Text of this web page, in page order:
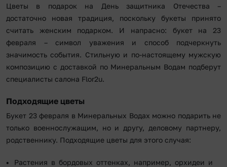
Цветы в подарок на День защитника Отечества –
достаточно новая традиция, поскольку букеты принято
считать женским подарком. И напрасно: букет на 23
февраля – символ уважения и способ подчеркнуть
значимость события. Стильную и по-настоящему мужскую
композицию с доставкой по Минеральным Водам подберут
специалисты салона Flor2u.
Подходящие цветы
Букет 23 февраля в Минеральных Водах можно подарить не
только военнослужащим, но и другу, деловому партнеру,
родственнику. Подходящие цветы для этого случая:
Растения в бордовых оттенках, например, орхидеи и